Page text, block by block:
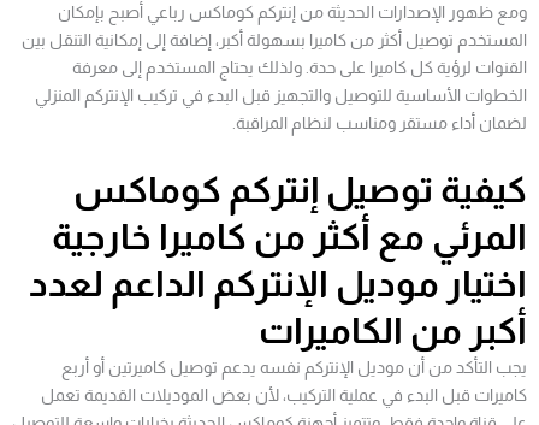
ومع ظهور الإصدارات الحديثة من إنتركم كوماكس رباعي أصبح بإمكان
المستخدم توصيل أكثر من كاميرا بسهولة أكبر، إضافة إلى إمكانية التنقل بين
القنوات لرؤية كل كاميرا على حدة. ولذلك يحتاج المستخدم إلى معرفة
الخطوات الأساسية للتوصيل والتجهيز قبل البدء في تركيب الإنتركم المنزلي
لضمان أداء مستقر ومناسب لنظام المراقبة.
كيفية توصيل إنتركم كوماكس
المرئي مع أكثر من كاميرا خارجية
اختيار موديل الإنتركم الداعم لعدد
أكبر من الكاميرات
يجب التأكد من أن موديل الإنتركم نفسه يدعم توصيل كاميرتين أو أربع
كاميرات قبل البدء في عملية التركيب، لأن بعض الموديلات القديمة تعمل